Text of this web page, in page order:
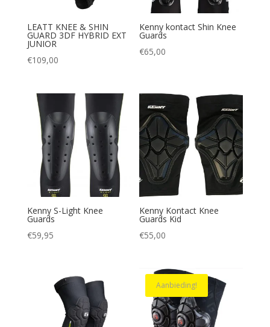
LEATT KNEE & SHIN
GUARD 3DF HYBRID EXT
JUNIOR
€109,00
Kenny kontact Shin Knee
Guards
€65,00
Kenny S-Light Knee
Guards
€59,95
Kenny Kontact Knee
Guards Kid
€55,00
Aanbieding!